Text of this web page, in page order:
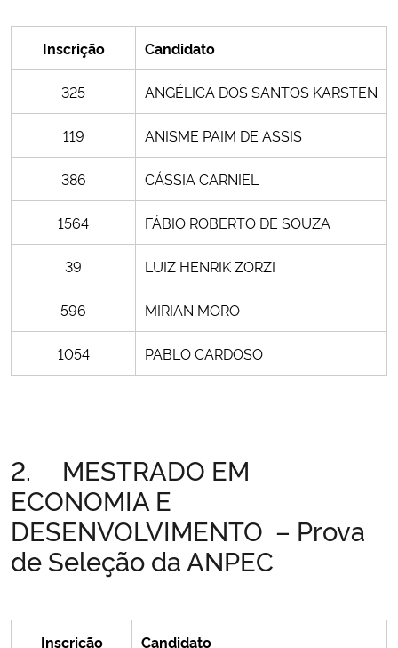
Ministério do Turismo
Ministério do Desenvolvimento Regional
Controladoria-Geral da União
Secretaria de Governo
Gabinete de Segurança Institucional
Advocacia-Geral da União
Inscrição Candidato
325 ANGÉLICA DOS SANTOS KARSTEN
119 ANISME PAIM DE ASSIS
386 CÁSSIA CARNIEL
1564 FÁBIO ROBERTO DE SOUZA
39 LUIZ HENRIK ZORZI
596 MIRIAN MORO
1054 PABLO CARDOSO
2. MESTRADO EM
ECONOMIA E
DESENVOLVIMENTO – Prova
de Seleção da ANPEC
Inscrição Candidato